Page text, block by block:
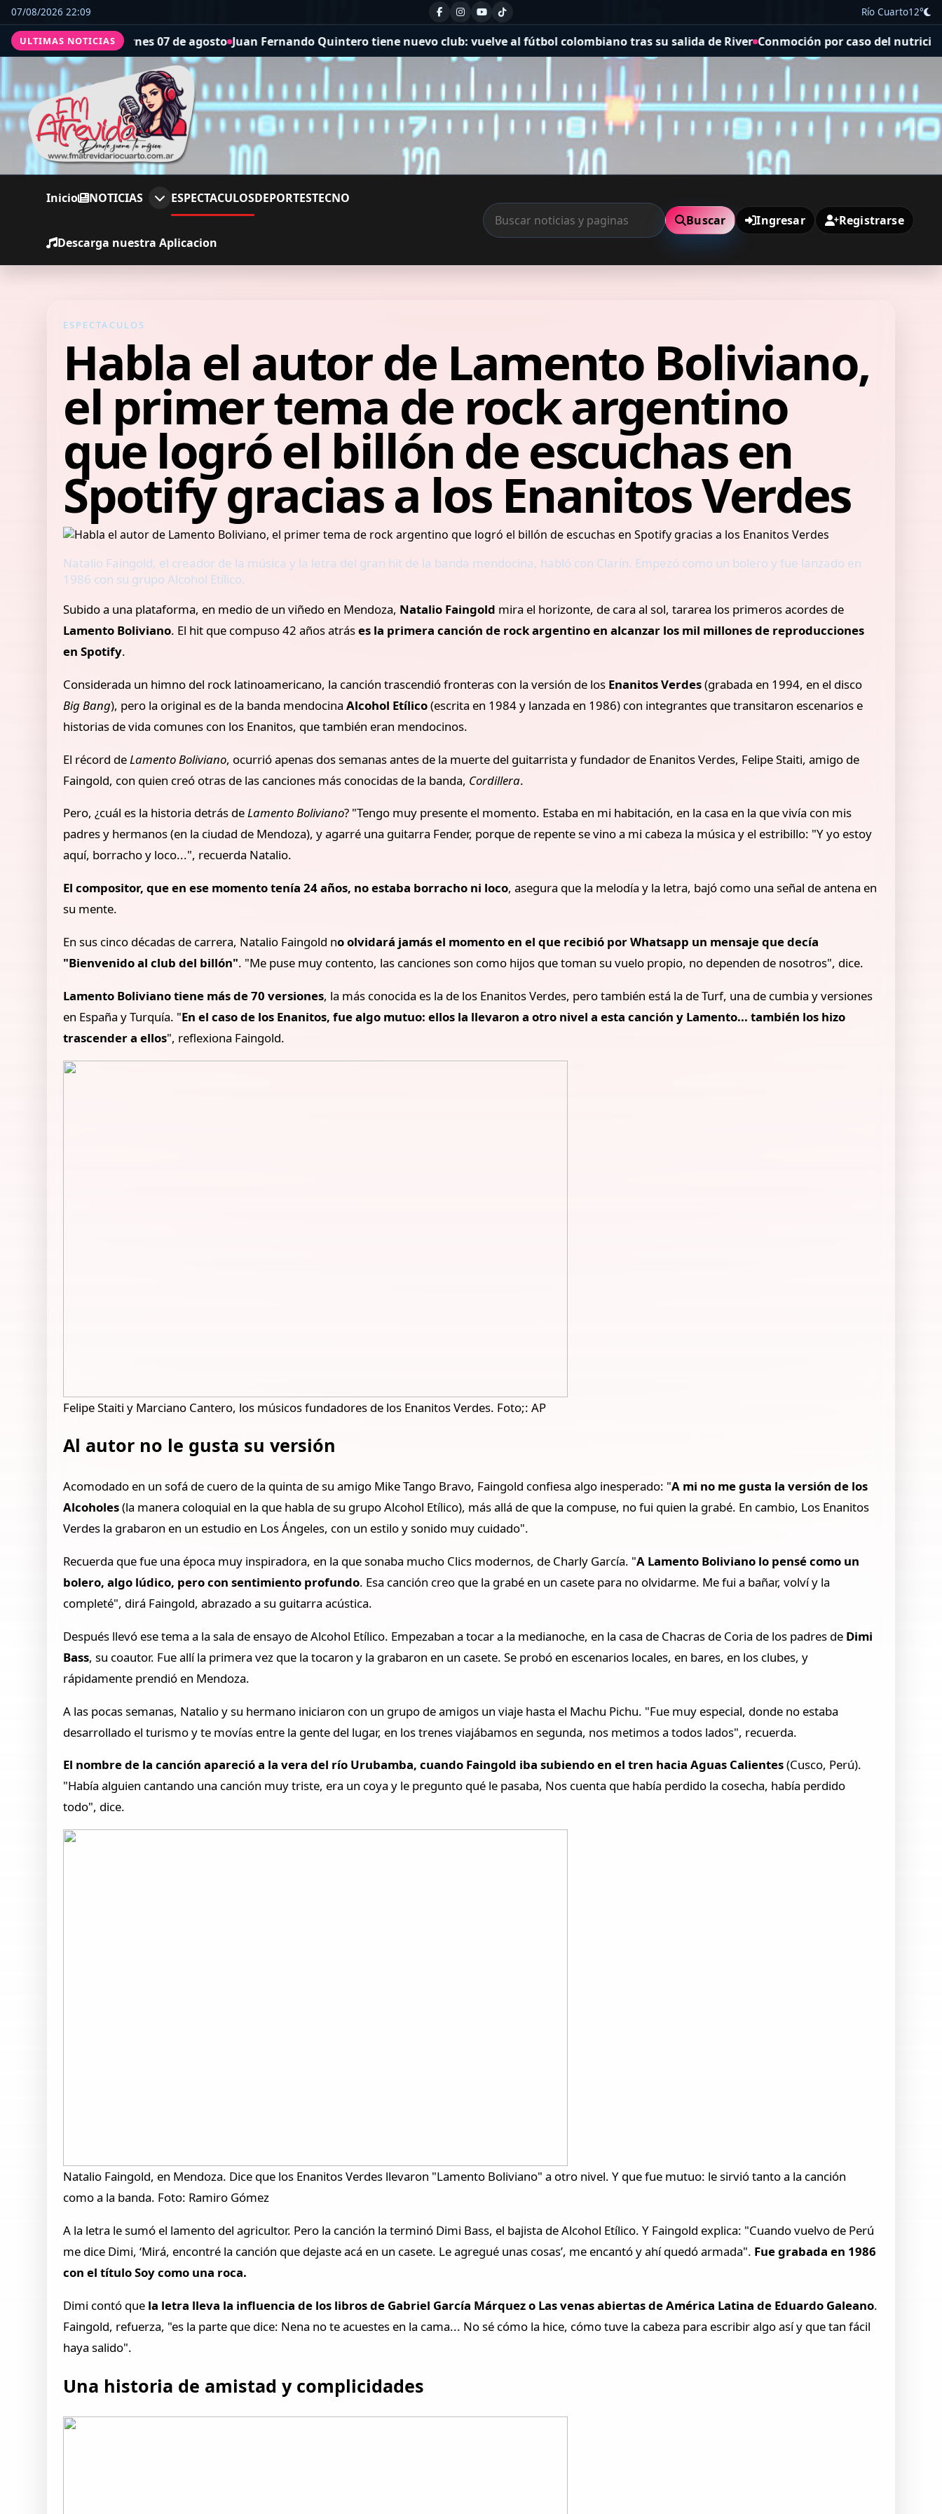
07/08/2026 22:09 Río Cuarto12°
ULTIMAS NOTICIAS
07 de agosto Juan Fernando Quintero tiene nuevo club: vuelve al fútbol colombiano tras su salida de River Conmoción por caso del nutricionista acusado de
Inicio NOTICIAS ESPECTACULOSDEPORTESTECNO
Descarga nuestra Aplicacion
Buscar Ingresar Registrarse
ESPECTACULOS
Habla el autor de Lamento Boliviano,
el primer tema de rock argentino
que logró el billón de escuchas en
Spotify gracias a los Enanitos Verdes
Natalio Faingold, el creador de la música y la letra del gran hit de la banda mendocina, habló con Clarín. Empezó como un bolero y fue lanzado en
1986 con su grupo Alcohol Etílico.
Subido a una plataforma, en medio de un viñedo en Mendoza, Natalio Faingold mira el horizonte, de cara al sol, tararea los primeros acordes de
Lamento Boliviano. El hit que compuso 42 años atráses la primera canción de rock argentino en alcanzar los mil millones de reproducciones
en Spotify.
Considerada un himno del rock latinoamericano, la canción trascendió fronteras con la versión de los Enanitos Verdes(grabada en 1994, en el disco
Big Bang), pero la original es de la banda mendocinaAlcohol Etílico(escrita en 1984 y lanzada en 1986) con integrantes que transitaron escenarios e
historias de vida comunes con los Enanitos, que también eran mendocinos.
El récord de Lamento Boliviano, ocurrió apenas dos semanas antes de la muerte del guitarrista y fundador de Enanitos Verdes, Felipe Staiti, amigo de
Faingold, con quien creó otras de las canciones más conocidas de la banda, Cordillera.
Pero, ¿cuál es la historia detrás deLamento Boliviano? "Tengo muy presente el momento. Estaba en mi habitación, en la casa en la que vivía con mis
padres y hermanos (en la ciudad de Mendoza), y agarré una guitarra Fender, porque de repente se vino a mi cabeza la música y el estribillo: "Y yo estoy
aquí, borracho y loco...", recuerda Natalio.
El compositor, que en ese momento tenía 24 años, no estaba borracho ni loco, asegura que la melodía y la letra, bajó como una señal de antena en
su mente.
En sus cinco décadas de carrera, Natalio Faingold no olvidará jamás el momento en el que recibió por Whatsapp un mensaje que decía
"Bienvenido al club del billón". "Me puse muy contento, las canciones son como hijos que toman su vuelo propio, no dependen de nosotros", dice.
Lamento Boliviano tiene más de 70 versiones, la más conocida es la de los Enanitos Verdes, pero también está la de Turf, una de cumbia y versiones
en España y Turquía. "En el caso de los Enanitos, fue algo mutuo: ellos la llevaron a otro nivel a esta canción y Lamento... también los hizo
trascender a ellos", reflexiona Faingold.
Felipe Staiti y Marciano Cantero, los músicos fundadores de los Enanitos Verdes. Foto;: AP
Al autor no le gusta su versión
Acomodado en un sofá de cuero de la quinta de su amigo Mike Tango Bravo, Faingold confiesa algo inesperado: "A mi no me gusta la versión de los
Alcoholes(la manera coloquial en la que habla de su grupo Alcohol Etílico), más allá de que la compuse, no fui quien la grabé. En cambio, Los Enanitos
Verdes la grabaron en un estudio en Los Ángeles, con un estilo y sonido muy cuidado".
Recuerda que fue una época muy inspiradora, en la que sonaba mucho Clics modernos, de Charly García. "A Lamento Boliviano lo pensé como un
bolero, algo lúdico, pero con sentimiento profundo. Esa canción creo que la grabé en un casete para no olvidarme. Me fui a bañar, volví y la
completé", dirá Faingold, abrazado a su guitarra acústica.
Después llevó ese tema a la sala de ensayo de Alcohol Etílico. Empezaban a tocar a la medianoche, en la casa de Chacras de Coria de los padres de Dimi
Bass, su coautor. Fue allí la primera vez que la tocaron y la grabaron en un casete. Se probó en escenarios locales, en bares, en los clubes, y
rápidamente prendió en Mendoza.
A las pocas semanas, Natalio y su hermano iniciaron con un grupo de amigos un viaje hasta el Machu Pichu. "Fue muy especial, donde no estaba
desarrollado el turismo y te movías entre la gente del lugar, en los trenes viajábamos en segunda, nos metimos a todos lados", recuerda.
El nombre de la canción apareció a la vera del río Urubamba, cuando Faingold iba subiendo en el tren hacia Aguas Calientes(Cusco, Perú).
"Había alguien cantando una canción muy triste, era un coya y le pregunto qué le pasaba, Nos cuenta que había perdido la cosecha, había perdido
todo", dice.
Natalio Faingold, en Mendoza. Dice que los Enanitos Verdes llevaron "Lamento Boliviano" a otro nivel. Y que fue mutuo: le sirvió tanto a la canción
como a la banda. Foto: Ramiro Gómez
A la letra le sumó el lamento del agricultor. Pero la canción la terminó Dimi Bass, el bajista de Alcohol Etílico. Y Faingold explica: "Cuando vuelvo de Perú
me dice Dimi, ‘Mirá, encontré la canción que dejaste acá en un casete. Le agregué unas cosas’, me encantó y ahí quedó armada". Fue grabada en 1986
con el título Soy como una roca.
Dimi contó que la letra lleva la influencia de los libros de Gabriel García Márquez o Las venas abiertas de América Latina de Eduardo Galeano.
Faingold, refuerza, "es la parte que dice: Nena no te acuestes en la cama... No sé cómo la hice, cómo tuve la cabeza para escribir algo así y que tan fácil
haya salido".
Una historia de amistad y complicidades